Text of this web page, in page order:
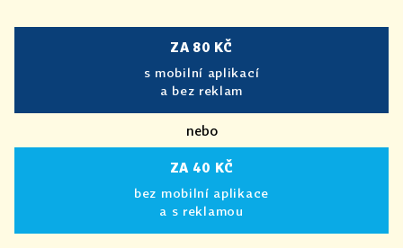
ZA 80 KČ
s mobilní aplikací
a bez reklam
nebo
ZA 40 KČ
bez mobilní aplikace
a s reklamou